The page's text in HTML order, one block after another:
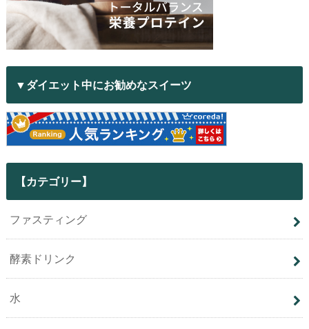
▼ダイエット中にお勧めなスイーツ
【カテゴリー】
ファスティング
酵素ドリンク
水